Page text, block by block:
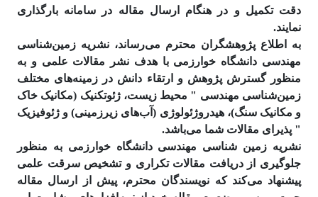
دقت تکمیل و در هنگام ارسال مقاله در سامانه بارگذاری
نمایند.
به اطلاع پژوهشگران محترم می‌رساند، نشریه زمین‌شناسی
مهندسی دانشگاه خوارزمی با هدف نشر مقالات علمی و به
منظور گسترش پژوهش و ارتقاء دانش در زمینه‌های مختلف
زمین‌شناسی مهندسی " محیط زیست، ژئوتکنیک (مکانیک خاک
و مکانیک سنگ)، هیدروژئولوژی (آب‌های زیرزمینی) و ژئوفیزیک
" پذیرای مقالات شما می‌باشد.
نشریه زمین شناسی مهندسی دانشگاه خوارزمی به منظور
جلوگیری از دریافت مقالات تکراری و تشخیص سرقت علمی
پیشنهاد می‌کند که نویسندگان محترم، پیش از ارسال مقاله